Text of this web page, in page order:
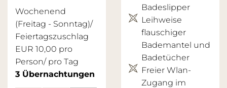
Wochenend
(Freitag - Sonntag)/
Feiertagszuschlag
EUR 10,00 pro
Person/ pro Tag
3 Übernachtungen
Badeslipper
Leihweise
flauschiger
Bademantel und
Badetücher
Freier Wlan-
Zugang im